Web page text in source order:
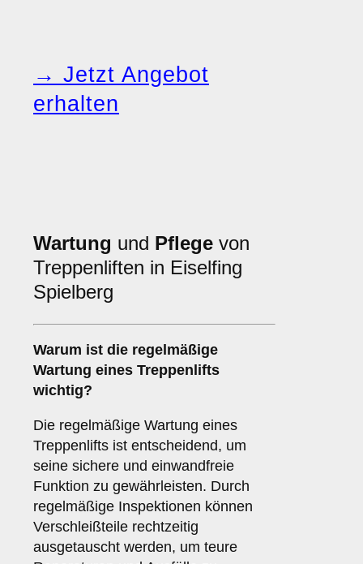
→ Jetzt Angebot
erhalten
Wartung und Pflege von
Treppenliften in Eiselfing
Spielberg
Warum ist die regelmäßige
Wartung eines Treppenlifts
wichtig?
Die regelmäßige Wartung eines
Treppenlifts ist entscheidend, um
seine sichere und einwandfreie
Funktion zu gewährleisten. Durch
regelmäßige Inspektionen können
Verschleißteile rechtzeitig
ausgetauscht werden, um teure